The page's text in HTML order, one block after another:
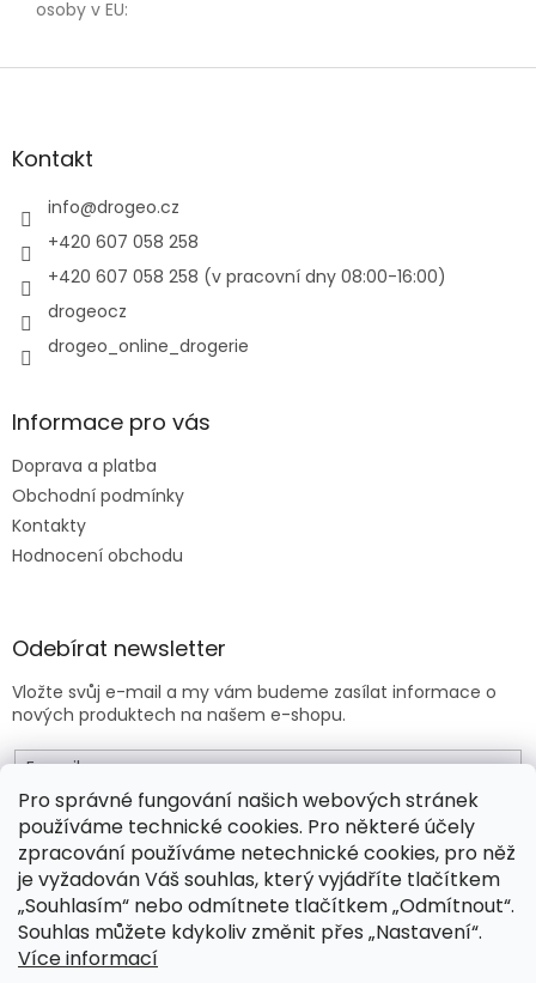
Pro správné fungování našich webových stránek
používáme technické cookies. Pro některé účely
zpracování používáme netechnické cookies, pro něž
je vyžadován Váš souhlas, který vyjádříte tlačítkem
„Souhlasím“ nebo odmítnete tlačítkem „Odmítnout“.
Souhlas můžete kdykoliv změnit přes „Nastavení“.
Více informací
osoby v EU:
Z
aKontakt
info@drogeo.cz
+420 607 058 258
+420 607 058 258 (v pracovní dny 08:00-16:00)
drogeocz
drogeo_online_drogerie
Informace pro vás
Doprava a platba
Obchodní podmínky
Kontakty
Hodnocení obchodu
Odebírat newsletter
Vložte svůj e-mail a my vám budeme zasílat informace o
nových produktech na našem e-shopu.
E-mail
Vložením e-mailu souhlasíte sobchodními podmínkami .
PŘIHLÁSIT SE